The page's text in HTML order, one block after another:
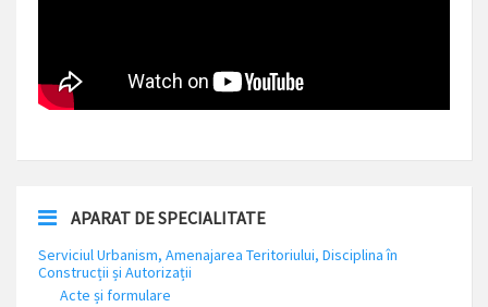
APARAT DE SPECIALITATE
Serviciul Urbanism, Amenajarea Teritoriului, Disciplina în
Construcții și Autorizații
Acte și formulare